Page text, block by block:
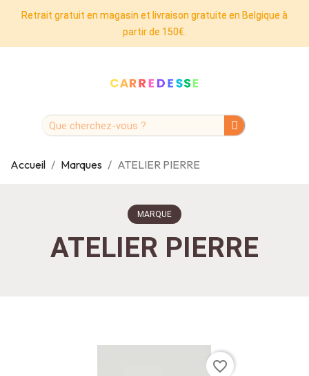
Retrait gratuit en magasin et livraison gratuite en Belgique à
partir de 150€.
Accueil Marques ATELIER PIERRE
MARQUE
ATELIER PIERRE
favorite_border